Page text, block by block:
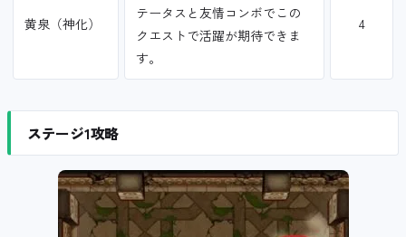
黄泉（神化）
テータスと友情コンボでこの
クエストで活躍が期待できま
す。
4
ステージ1攻略